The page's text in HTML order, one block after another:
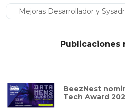
Mejoras Desarrollador y
Publicaciones
BeezNest
Tech Award